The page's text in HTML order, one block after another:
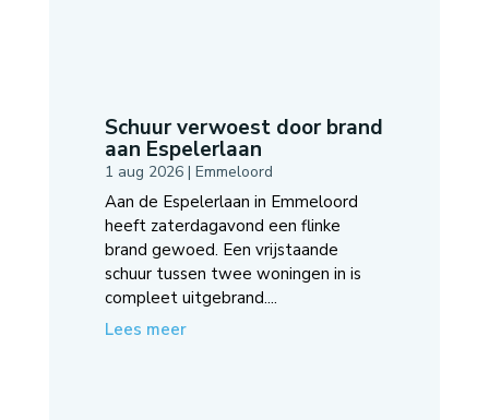
Schuur verwoest door brand
aan Espelerlaan
1 aug 2026| Emmeloord
Aan de Espelerlaan in Emmeloord
heeft zaterdagavond een flinke
brand gewoed. Een vrijstaande
schuur tussen twee woningen in is
compleet uitgebrand....
Lees meer